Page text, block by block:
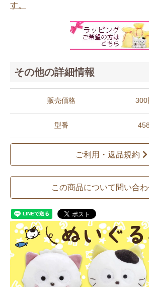
す。
その他の詳細情報
販売価格 300
型番
ご利用・返品規約
この商品について問い合わ